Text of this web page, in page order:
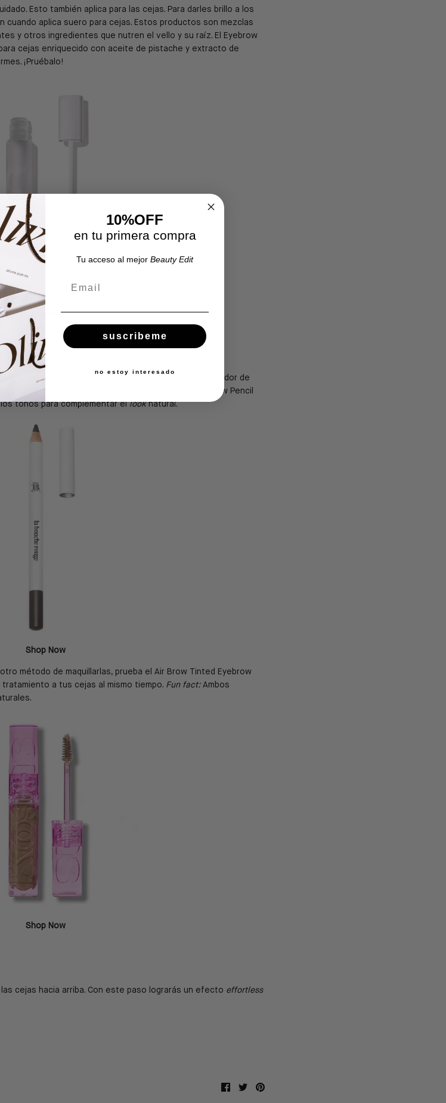
Esto también aplica para las cejas. Para darles brillo a los
aplica suero para cejas. Estos productos son mezclas
y otros ingredientes que nutren el vello y su raíz. El Eyebrow
cejas enriquecido con aceite de pistache y extracto de
¡Pruébalo!
Shop Now
que necesitan un toque de maquillaje, usa un delineador de
relleno preciso y sutil, te recomendamos el Eyebrow Pencil
tonos para complementar ellooknatural.
Shop Now
método de maquillarlas, prueba el Air Brow Tinted Eyebrow
a tus cejas al mismo tiempo. Fun fact:Ambos
Shop Now
cejas hacia arriba. Con este paso lograrás un efecto effortless
Compartir
TuitearHacer
10%OFF
en tu primera compra
Tu acceso al mejor Beauty Edit
suscribeme
no estoy interesado